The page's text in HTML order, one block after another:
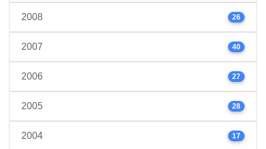
2008 26
2007 40
2006 27
2005 28
2004 17